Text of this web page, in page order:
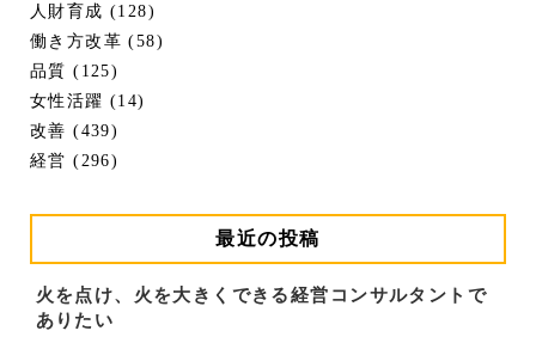
人財育成 (128)
働き方改革 (58)
品質 (125)
女性活躍 (14)
改善 (439)
経営 (296)
最近の投稿
火を点け、火を大きくできる経営コンサルタントで
ありたい